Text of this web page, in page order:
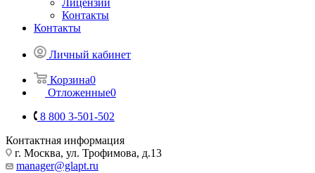
Лицензии
Контакты
Контакты
Личный кабинет
Корзина0
Отложенные0
8 800 3-501-502
Контактная информация
г. Москва, ул. Трофимова, д.13
manager@glapt.ru